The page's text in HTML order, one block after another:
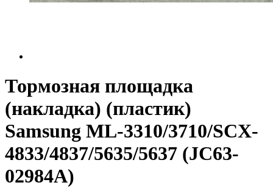
Тормозная площадка
(накладка) (пластик)
Samsung ML-3310/3710/SCX-
4833/4837/5635/5637 (JC63-
02984A)